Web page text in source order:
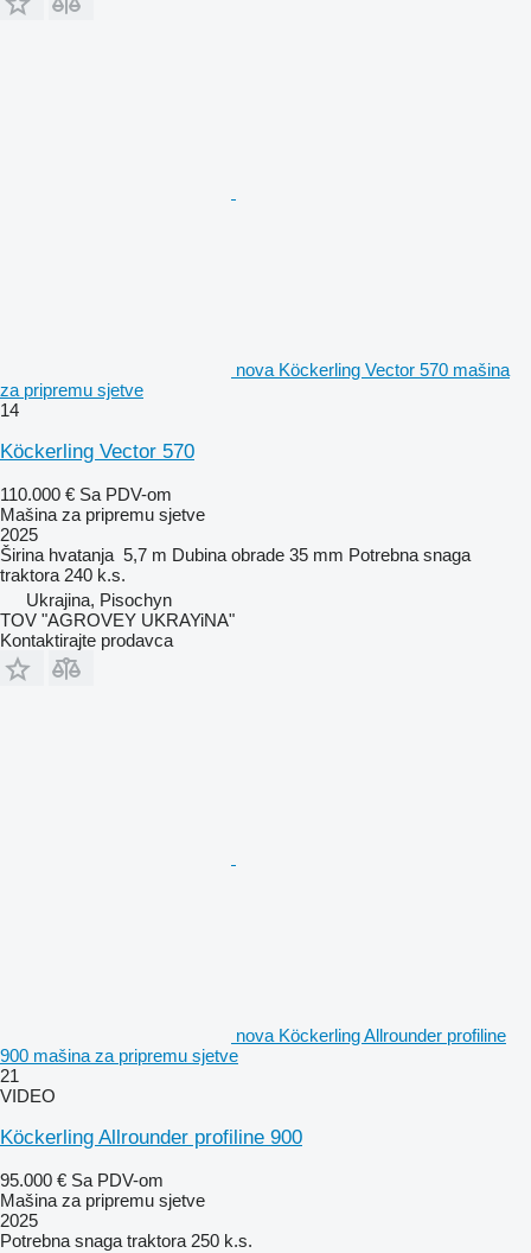
nova Köckerling Vector 570 mašina
za pripremu sjetve
14
Köckerling Vector 570
110.000 € Sa PDV-om
Mašina za pripremu sjetve
2025
Širina hvatanja 5,7 m Dubina obrade 35 mm Potrebna snaga
traktora 240 k.s.
Ukrajina, Pisochyn
TOV "AGROVEY UKRAYiNA"
Kontaktirajte prodavca
nova Köckerling Allrounder profiline
900 mašina za pripremu sjetve
21
VIDEO
Köckerling Allrounder profiline 900
95.000 € Sa PDV-om
Mašina za pripremu sjetve
2025
Potrebna snaga traktora 250 k.s.